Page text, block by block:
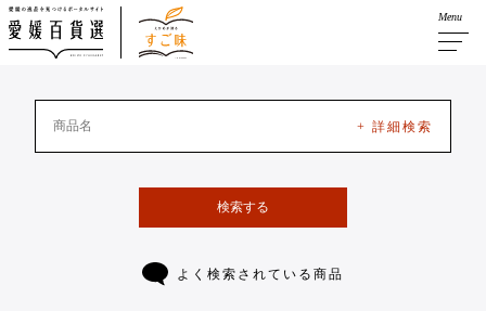
Menu
+ 詳細検索
検索する
よく検索されている商品